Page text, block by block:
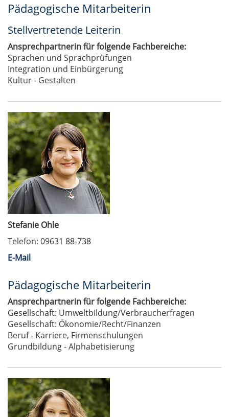
Pädagogische Mitarbeiterin
Stellvertretende Leiterin
Ansprechpartnerin für folgende Fachbereiche:
Sprachen und Sprachprüfungen
Integration und Einbürgerung
Kultur - Gestalten
Stefanie Ohle
Telefon: 09631 88-738
E-Mail
Pädagogische Mitarbeiterin
Ansprechpartnerin für folgende Fachbereiche:
Gesellschaft: Umweltbildung/Verbraucherfragen
Gesellschaft: Ökonomie/Recht/Finanzen
Beruf - Karriere, Firmenschulungen
Grundbildung - Alphabetisierung